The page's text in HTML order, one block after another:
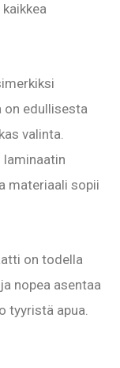
on edullisesta
valinta.
laminaatin
materiaali sopii
on todella
nopea asentaa
tyyristä apua.